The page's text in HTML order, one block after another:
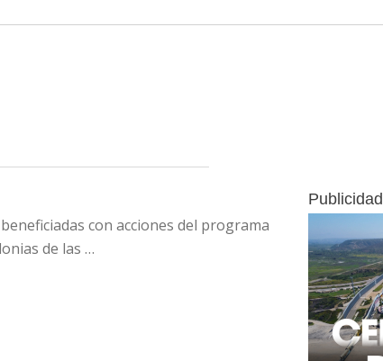
con acciones del programa
de las …
Publicidad